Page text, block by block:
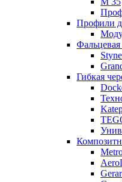
Профили
Фальцевая
Гибкая